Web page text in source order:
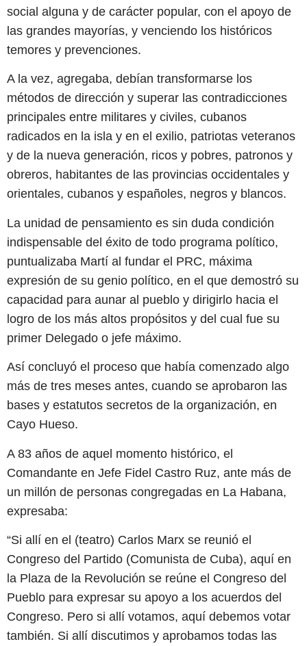
social alguna y de carácter popular, con el apoyo de
las grandes mayorías, y venciendo los históricos
temores y prevenciones.
A la vez, agregaba, debían transformarse los
métodos de dirección y superar las contradicciones
principales entre militares y civiles, cubanos
radicados en la isla y en el exilio, patriotas veteranos
y de la nueva generación, ricos y pobres, patronos y
obreros, habitantes de las provincias occidentales y
orientales, cubanos y españoles, negros y blancos.
La unidad de pensamiento es sin duda condición
indispensable del éxito de todo programa político,
puntualizaba Martí al fundar el PRC, máxima
expresión de su genio político, en el que demostró su
capacidad para aunar al pueblo y dirigirlo hacia el
logro de los más altos propósitos y del cual fue su
primer Delegado o jefe máximo.
Así concluyó el proceso que había comenzado algo
más de tres meses antes, cuando se aprobaron las
bases y estatutos secretos de la organización, en
Cayo Hueso.
A 83 años de aquel momento histórico, el
Comandante en Jefe Fidel Castro Ruz, ante más de
un millón de personas congregadas en La Habana,
expresaba:
“Si allí en el (teatro) Carlos Marx se reunió el
Congreso del Partido (Comunista de Cuba), aquí en
la Plaza de la Revolución se reúne el Congreso del
Pueblo para expresar su apoyo a los acuerdos del
Congreso. Pero si allí votamos, aquí debemos votar
también. Si allí discutimos y aprobamos todas las